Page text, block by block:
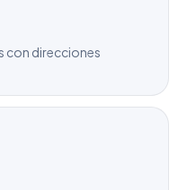
con direcciones